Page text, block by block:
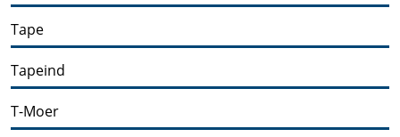
Tape
Tapeind
T-Moer